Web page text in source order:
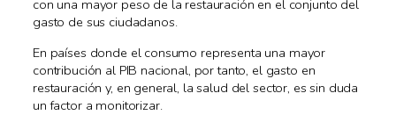
con una mayor peso de la restauración en el conjunto del
gasto de sus ciudadanos.
En países donde el consumo representa una mayor
contribución al PIB nacional, por tanto, el gasto en
restauración y, en general, la salud del sector, es sin duda
un factor a monitorizar.